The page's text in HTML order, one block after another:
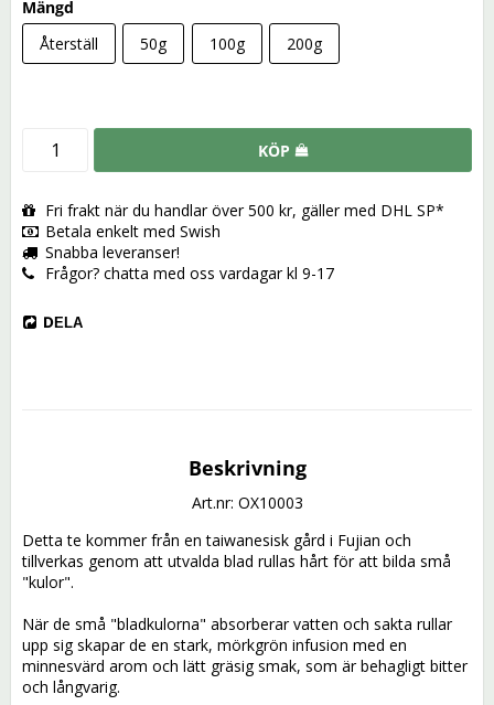
Mängd
Återställ
50g 100g 200g
KÖP
Fri frakt när du handlar över 500 kr, gäller med DHL SP*
Betala enkelt med Swish
Snabba leveranser!
Frågor? chatta med oss vardagar kl 9-17
DELA
Beskrivning
Art.nr: OX10003
Detta te kommer från en taiwanesisk gård i Fujian och
tillverkas genom att utvalda blad rullas hårt för att bilda små
"kulor".
När de små "bladkulorna" absorberar vatten och sakta rullar
upp sig skapar de en stark, mörkgrön infusion med en
minnesvärd arom och lätt gräsig smak, som är behagligt bitter
och långvarig.